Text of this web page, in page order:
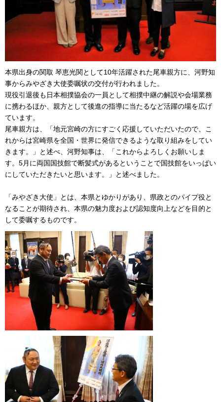
本県出身の関取 琴恵光関として10年活躍された尾車親方に、河野知
事からみやざき大使委嘱状の交付が行われました。
現役引退後も日本相撲協会の一員として相撲中継の解説や会場業務
に携わるほか、親方として後進の指導に当たるなど活躍の場を広げ
ています。
尾車親方は、「地元宮崎の方にすごく応援していただいたので、こ
れからは宮崎県を全国・世界に発信できるような取り組みをしてい
きます。」と述べ、河野知事は、「これからよろしくお願いしま
す。5月に両国国技館で断髪式があるということで国技館をいっぱい
にしていただきたいと思います。」と述べました。
「みやざき大使」とは、本県とゆかりがあり、県政とのパイプ役と
なることが期待され、本県の魅力度および認知度向上などを目的と
して委嘱するものです。